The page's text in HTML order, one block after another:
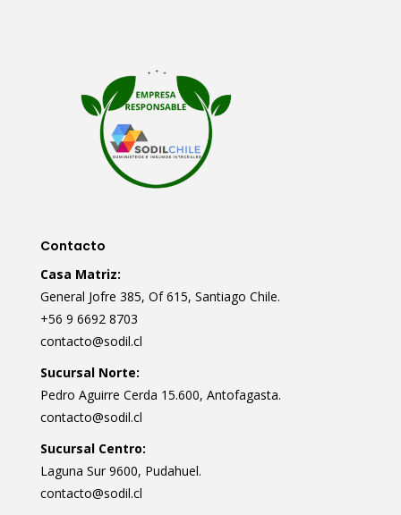
Contacto
Casa Matriz:
General Jofre 385, Of 615, Santiago Chile.
+56 9 6692 8703
contacto@sodil.cl
Sucursal Norte:
Pedro Aguirre Cerda 15.600, Antofagasta.
contacto@sodil.cl
Sucursal Centro:
Laguna Sur 9600, Pudahuel.
contacto@sodil.cl